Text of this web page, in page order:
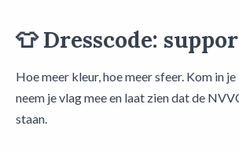
👕Dresscode:
Hoe meer kleur, hoe meer sfeer. Kom in je
neem je vlag mee en laat zien dat de
staan.